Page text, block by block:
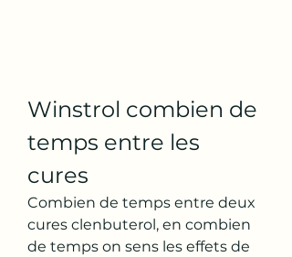
Winstrol combien de
temps entre les
cures
Combien de temps entre deux
cures clenbuterol, en combien
de temps on sens les effets de